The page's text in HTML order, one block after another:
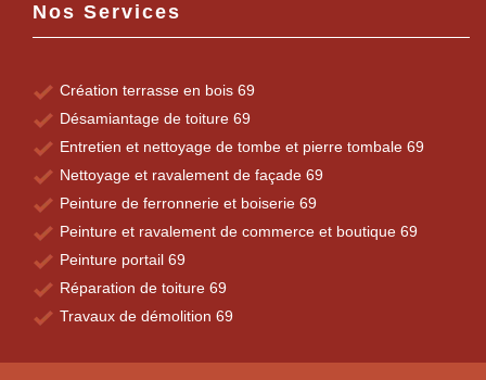
Nos Services
Création terrasse en bois 69
Désamiantage de toiture 69
Entretien et nettoyage de tombe et pierre tombale 69
Nettoyage et ravalement de façade 69
Peinture de ferronnerie et boiserie 69
Peinture et ravalement de commerce et boutique 69
Peinture portail 69
Réparation de toiture 69
Travaux de démolition 69